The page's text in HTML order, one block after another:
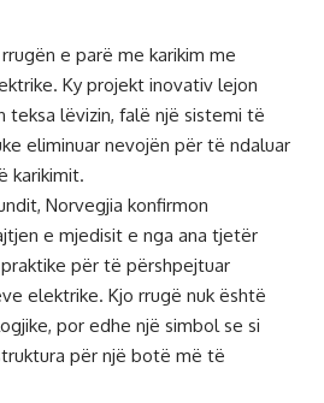
e parë me karikim me
Ky projekt inovativ lejon
lëvizin, falë një sistemi të
eliminuar nevojën për të ndaluar
karikimit.
Norvegjia konfirmon
e mjedisit e nga ana tjetër
për të përshpejtuar
elektrike. Kjo rrugë nuk është
por edhe një simbol se si
për një botë më të